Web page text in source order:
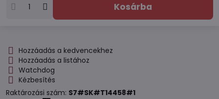
Kosárba
Hozzáadás a kedvencekhez
Hozzáadás a listához
Watchdog
Kézbesítés
Raktározási szám: S7#SK#T14458#1